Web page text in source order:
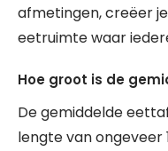
afmetingen, creëer
eetruimte waar
Hoe groot is de
De gemiddelde
lengte van